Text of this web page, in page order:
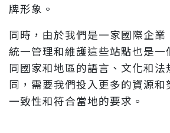
牌形象。
同時，由於我們是一家國際企業
統一管理和維護這些站點也是一
同國家和地區的語言、文化和法
同，需要我們投入更多的資源和
一致性和符合當地的要求。